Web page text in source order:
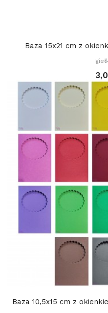
Baza 15x21 cm z
Baza 10,5x15 cm z